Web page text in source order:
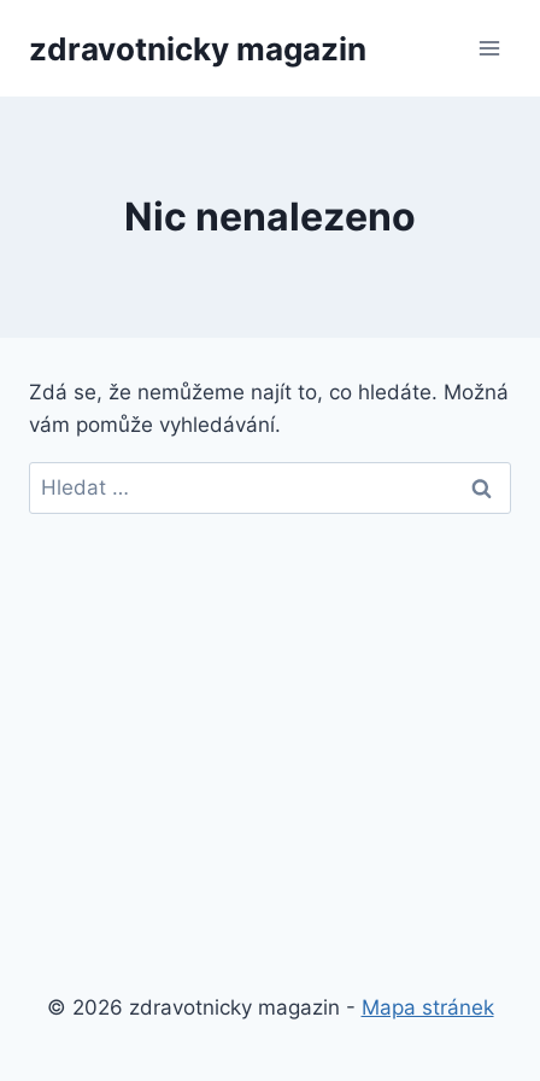
zdravotnicky magazin
Nic nenalezeno
Zdá se, že nemůžeme najít to, co hledáte. Možná
vám pomůže vyhledávání.
Vyhledávání
© 2026 zdravotnicky magazin - Mapa stránek